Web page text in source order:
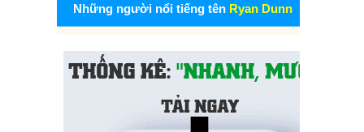
Những người nổi tiếng tên Ryan Dunn